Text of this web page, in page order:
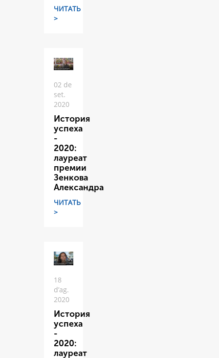
ЧИТАТЬ
>
02 de
set.
2020
История
успеха
-
2020:
лауреат
премии
Зенкова
Александра
ЧИТАТЬ
>
18
d’ag.
2020
История
успеха
-
2020:
лауреат